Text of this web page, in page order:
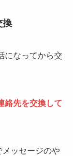
換
になってから交
絡先を交換して
ッセージのや